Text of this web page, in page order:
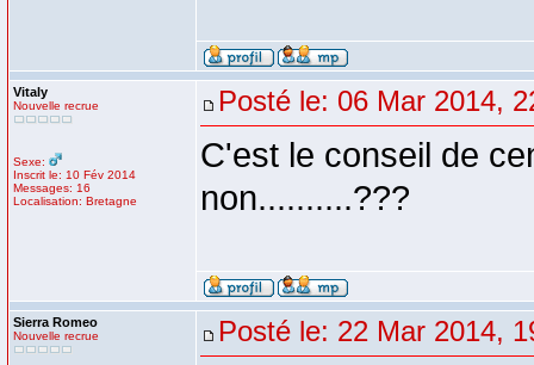
Vitaly
Nouvelle recrue
Sexe:
Inscrit le: 10 Fév 2014
Messages: 16
Localisation: Bretagne
Posté le: 06 Mar 2014,
C'est le conseil de
non..........???
Sierra Romeo
Nouvelle recrue Posté le: 22 Mar 2014,